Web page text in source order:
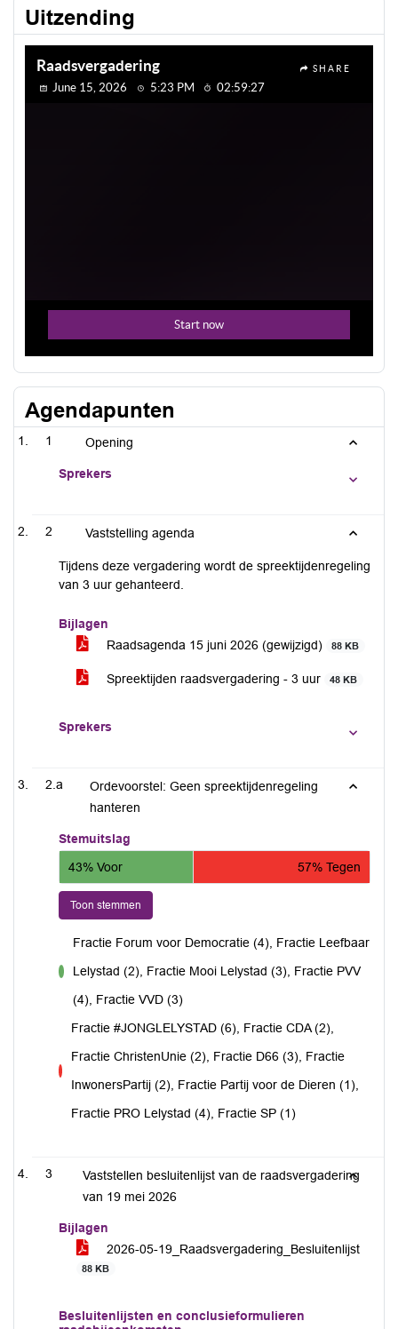
Uitzending
Agendapunten
1 Opening
Sprekers
2 Vaststelling agenda
Tijdens deze vergadering wordt de spreektijdenregeling
van 3 uur gehanteerd.
Bijlagen
Raadsagenda 15 juni 2026 (gewijzigd)
88 KB
Spreektijden raadsvergadering - 3 uur 48 KB
Sprekers
2.a
Ordevoorstel: Geen spreektijdenregeling
hanteren
Stemuitslag
43% Voor
57% Tegen
Toon stemmen
Fractie Forum voor Democratie (4), Fractie Leefbaar
Lelystad (2), Fractie Mooi Lelystad (3), Fractie PVV
(4), Fractie VVD (3)
tegen
Fractie #JONGLELYSTAD (6), Fractie CDA (2),
Fractie ChristenUnie (2), Fractie D66 (3), Fractie
InwonersPartij (2), Fractie Partij voor de Dieren (1),
Fractie PRO Lelystad (4), Fractie SP (1)
3
Vaststellen besluitenlijst van de raadsvergadering
van 19 mei 2026
Bijlagen
2026-05-19_Raadsvergadering_Besluitenlijst
88 KB
Besluitenlijsten en conclusieformulieren